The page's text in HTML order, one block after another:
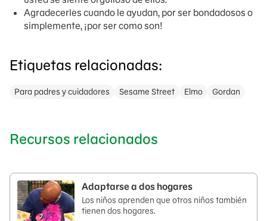
Agradecerles cuando le ayudan, por ser bondadosos o
simplemente, ¡por ser como son!
Etiquetas relacionadas:
Para padres y cuidadores Sesame Street Elmo Gordan
Recursos relacionados
Adaptarse a dos hogares
Los niños aprenden que otros niños también
tienen dos hogares.